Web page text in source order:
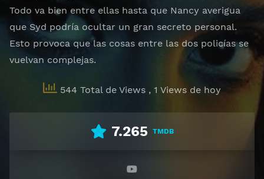
Todo va bien entre ellas hasta que Nancy averigua
que Syd podría ocultar un gran secreto personal.
Esto provoca que las cosas entre las dos policías se
vuelvan complejas.
544 Total de Views , 1 Views de hoy
7.265 TMDB